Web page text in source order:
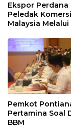
Ekspor Perdana
Peledak
Malaysia Melalui
Pemkot
Pertamina Soal
BBM